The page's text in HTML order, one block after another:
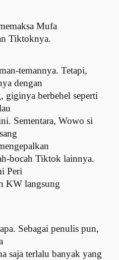
Mufa
Tiktoknya.
temannya. Tetapi,
dengan
giginya berbehel seperti
Sementara, Wowo si
bocah Tiktok lainnya.
Peri
KW langsung
Sebagai penulis pun,
saja terlalu banyak yang